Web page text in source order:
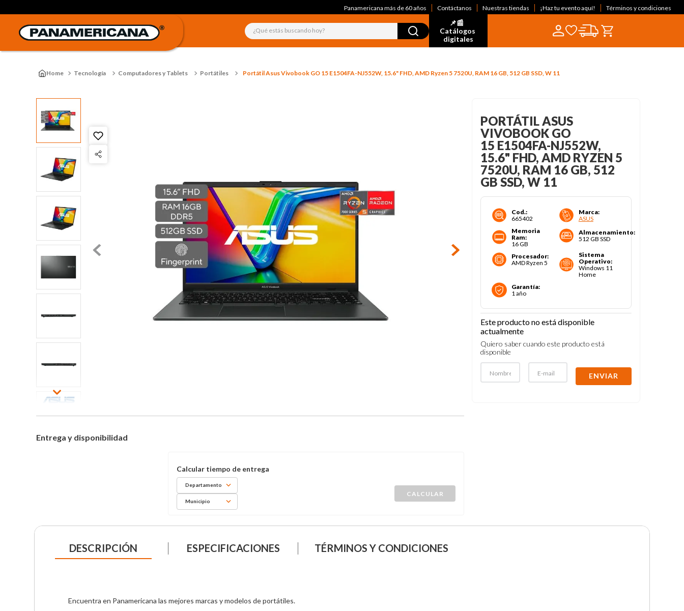
Panamericana más de 60 años Contáctanos Nuestras tiendas ¡Haz tu evento aquí! Términos y condiciones
¿Qué estás buscando hoy?
📌📰
Catálogos
digitales
Tecnología Computadores y Tablets Portátiles Portátil Asus Vivobook GO 15 E1504FA-NJ552W, 15.6" FHD, AMD Ryzen 5 7520U, RAM 16 GB, 512 GB SSD, W 11
Entrega y disponibilidad
Departamento
Municipio
PORTÁTIL ASUS
VIVOBOOK GO
15 E1504FA-NJ552W,
15.6" FHD, AMD RYZEN 5
7520U, RAM 16 GB, 512
GB SSD, W 11
Cod.:
665402
Marca:
ASUS
Memoria
Ram:
16 GB
Almacenamiento:
512 GB SSD
Procesador:
AMD Ryzen 5
Sistema
Operativo:
Windows 11
Home
Garantía:
1 año
Este producto no está disponible
actualmente
Quiero saber cuando este producto está
disponible
ENVIAR
DESCRIPCIÓN ESPECIFICACIONES TÉRMINOS Y CONDICIONES
Encuentra en Panamericana las mejores marcas y modelos de portátiles.